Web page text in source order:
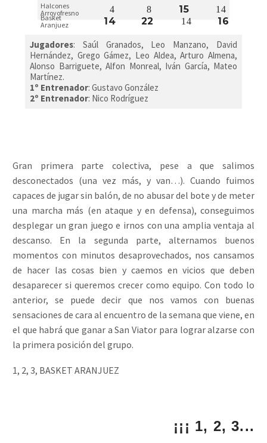
Halcones
Arroyofresno
4 8 15 14
Basket
Aranjuez
14 22 14 16
Jugadores: Saúl Granados, Leo Manzano, David
Hernández, Grego Gámez, Leo Aldea, Arturo Almena,
Alonso Barriguete, Alfon Monreal, Iván García, Mateo
Martínez.
1º Entrenador: Gustavo González
2º Entrenador: Nico Rodríguez
Gran primera parte colectiva, pese a que salimos
desconectados (una vez más, y van…). Cuando fuimos
capaces de jugar sin balón, de no abusar del bote y de meter
una marcha más (en ataque y en defensa), conseguimos
desplegar un gran juego e irnos con una amplia ventaja al
descanso. En la segunda parte, alternamos buenos
momentos con minutos desaprovechados, nos cansamos
de hacer las cosas bien y caemos en vicios que deben
desaparecer si queremos crecer como equipo. Con todo lo
anterior, se puede decir que nos vamos con buenas
sensaciones de cara al encuentro de la semana que viene, en
el que habrá que ganar a San Viator para lograr alzarse con
la primera posición del grupo.
1, 2, 3, BASKET ARANJUEZ
¡¡¡ 1, 2, 3...